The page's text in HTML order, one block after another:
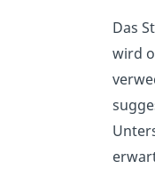
Das
wird